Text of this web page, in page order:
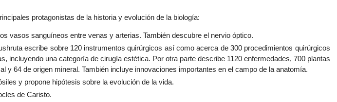
protagonistas de la historia y evolución de la biología:
vasos sanguíneos entre venas y arterias. También descubre el nervio óptico.
escribe sobre 120 instrumentos quirúrgicos así como acerca de 300 procedimientos quirúrgicos
incluyendo una categoría de cirugía estética. Por otra parte describe 1120 enfermedades, 700 plantas
y 64 de origen mineral. También incluye innovaciones importantes en el campo de la anatomía.
y propone hipótesis sobre la evolución de la vida.
de Caristo.